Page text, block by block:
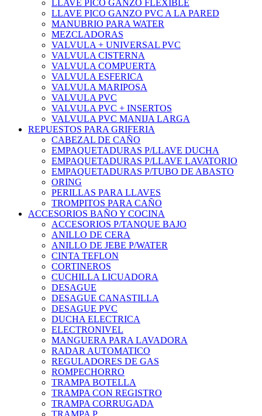
LLAVE PICO GANZO FLEXIBLE
LLAVE PICO GANZO PVC A LA PARED
MANUBRIO PARA WATER
MEZCLADORAS
VALVULA + UNIVERSAL PVC
VALVULA CISTERNA
VALVULA COMPUERTA
VALVULA ESFERICA
VALVULA MARIPOSA
VALVULA PVC
VALVULA PVC + INSERTOS
VALVULA PVC MANIJA LARGA
REPUESTOS PARA GRIFERIA
CABEZAL DE CAÑO
EMPAQUETADURAS P/LLAVE DUCHA
EMPAQUETADURAS P/LLAVE LAVATORIO
EMPAQUETADURAS P/TUBO DE ABASTO
ORING
PERILLAS PARA LLAVES
TROMPITOS PARA CAÑO
ACCESORIOS BAÑO Y COCINA
ACCESORIOS P/TANQUE BAJO
ANILLO DE CERA
ANILLO DE JEBE P/WATER
CINTA TEFLON
CORTINEROS
CUCHILLA LICUADORA
DESAGUE
DESAGUE CANASTILLA
DESAGUE PVC
DUCHA ELECTRICA
ELECTRONIVEL
MANGUERA PARA LAVADORA
RADAR AUTOMATICO
REGULADORES DE GAS
ROMPECHORRO
TRAMPA BOTELLA
TRAMPA CON REGISTRO
TRAMPA CORRUGADA